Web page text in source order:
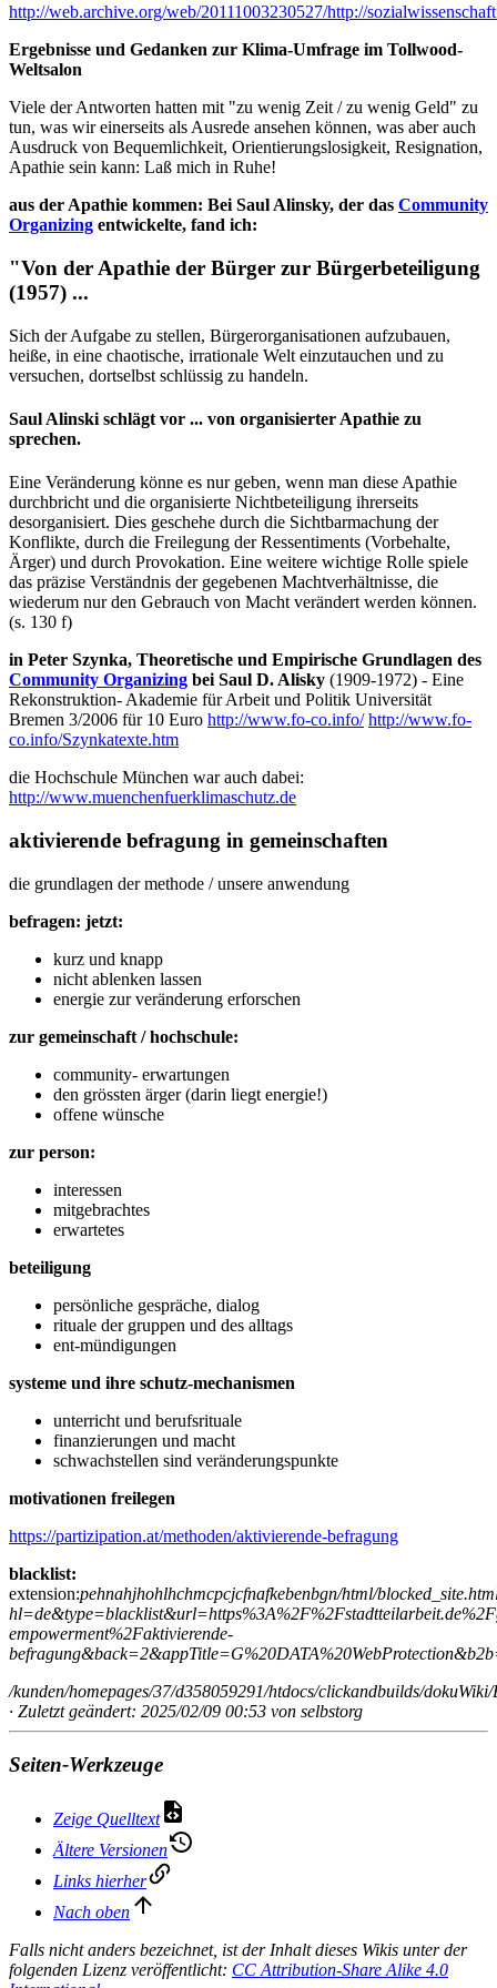
http://web.archive.org/web/20111003230527/http://
Ergebnisse und Gedanken zur Klima-Umfrage im Tollwood-
Weltsalon
Viele der Antworten hatten mit "zu wenig Zeit / zu wenig Geld" zu
tun, was wir einerseits als Ausrede ansehen können, was aber auch
Ausdruck von Bequemlichkeit, Orientierungslosigkeit, Resignation,
Apathie sein kann: Laß mich in Ruhe!
aus der Apathie kommen: Bei Saul Alinsky, der das Community
Organizing entwickelte, fand ich:
"Von der Apathie der Bürger zur Bürgerbeteiligung
(1957) ...
Sich der Aufgabe zu stellen, Bürgerorganisationen aufzubauen,
heiße, in eine chaotische, irrationale Welt einzutauchen und zu
versuchen, dortselbst schlüssig zu handeln.
Saul Alinski schlägt vor ... von organisierter Apathie zu
sprechen.
Eine Veränderung könne es nur geben, wenn man diese Apathie
durchbricht und die organisierte Nichtbeteiligung ihrerseits
desorganisiert. Dies geschehe durch die Sichtbarmachung der
Konflikte, durch die Freilegung der Ressentiments (Vorbehalte,
Ärger) und durch Provokation. Eine weitere wichtige Rolle spiele
das präzise Verständnis der gegebenen Machtverhältnisse, die
wiederum nur den Gebrauch von Macht verändert werden können.
(s. 130 f)
in Peter Szynka, Theoretische und Empirische Grundlagen des
Community Organizing bei Saul D. Alisky (1909-1972) - Eine
Rekonstruktion- Akademie für Arbeit und Politik Universität
Bremen 3/2006 für 10 Euro http://www.fo-co.info/ http://www.fo-
co.info/Szynkatexte.htm
die Hochschule München war auch dabei:
http://www.muenchenfuerklimaschutz.de
aktivierende befragung in gemeinschaften
die grundlagen der methode / unsere anwendung
befragen: jetzt:
kurz und knapp
nicht ablenken lassen
energie zur veränderung erforschen
zur gemeinschaft / hochschule:
community- erwartungen
den grössten ärger (darin liegt energie!)
offene wünsche
zur person:
interessen
mitgebrachtes
erwartetes
beteiligung
persönliche gespräche, dialog
rituale der gruppen und des alltags
ent-mündigungen
systeme und ihre schutz-mechanismen
unterricht und berufsrituale
finanzierungen und macht
schwachstellen sind veränderungspunkte
motivationen freilegen
https://partizipation.at/methoden/aktivierende-befragung
blacklist:
extension:pehnahjhohlhchmcpcjcfnafkebenbgn/html/
empowerment%2Faktivierende-
/kunden/homepages/37/d358059291/htdocs/clickandbuilds/
· Zuletzt geändert: 2025/02/09 00:53 von selbstorg
Seiten-Werkzeuge
Zeige Quelltext
Ältere Versionen
Links hierher
Nach oben
Falls nicht anders bezeichnet, ist der Inhalt dieses Wikis unter der
folgenden Lizenz veröffentlicht: CC Attribution-Share Alike 4.0